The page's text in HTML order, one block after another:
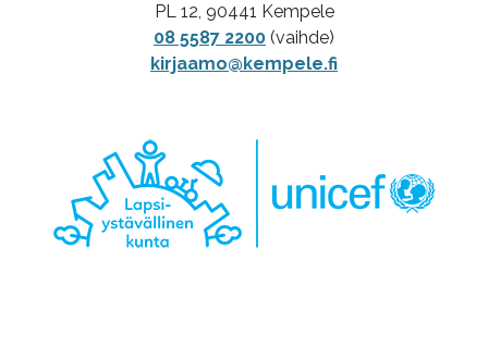
PL 12, 90441 Kempele
08 5587 2200 (vaihde)
kirjaamo@kempele.fi